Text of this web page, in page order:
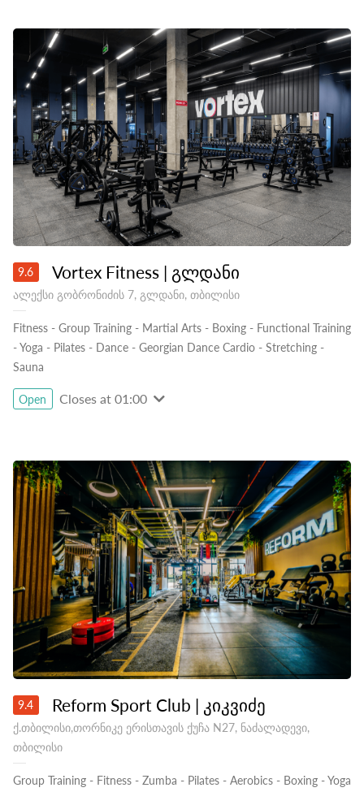
9.6 Vortex Fitness | გლდანი
ალექსი გობრონიძის 7, გლდანი, თბილისი
Fitness - Group Training - Martial Arts - Boxing - Functional Training
-Yoga - Pilates - Dance - Georgian Dance Cardio - Stretching -
Sauna
Open Closes at 01:00
9.4 Reform Sport Club | კიკვიძე
ქ.თბილისი,თორნიკე ერისთავის ქუჩა N27, ნაძალადევი,
თბილისი
Group Training - Fitness - Zumba - Pilates - Aerobics - Boxing -Yoga